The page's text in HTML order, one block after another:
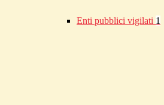
Enti pubblici vigilati 1